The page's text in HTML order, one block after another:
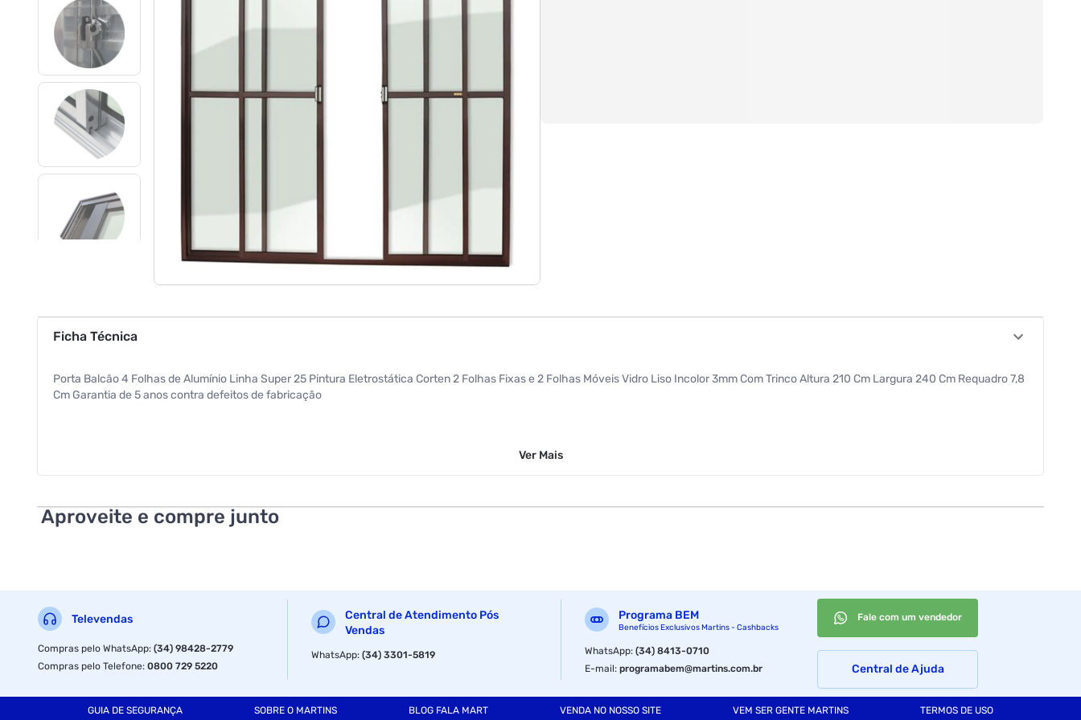
Ficha Técnica
Porta Balcão 4 Folhas de Alumínio Linha Super 25 Pintura Eletrostática Corten 2 Folhas Fixas e 2 Folhas Móveis Vidro Liso Incolor 3mm Com Trinco Altura 210 Cm Largura 240 Cm Requadro 7,8
Cm Garantia de 5 anos contra defeitos de fabricação
Ver Mais
Aproveite e compre junto
Televendas
Compras pelo WhatsApp:(34) 98428-2779
Compras pelo Telefone:0800 729 5220
Central de Atendimento Pós
Vendas
WhatsApp:(34) 3301-5819
Programa BEM
Benefícios Exclusivos Martins - Cashbacks
WhatsApp:(34) 8413-0710
E-mail:programabem@martins.com.br
Fale com um vendedor
Central de Ajuda
GUIA DE SEGURANÇA SOBRE O MARTINS BLOG FALA MART VENDA NO NOSSO SITE VEM SER GENTE MARTINS TERMOS DE USO